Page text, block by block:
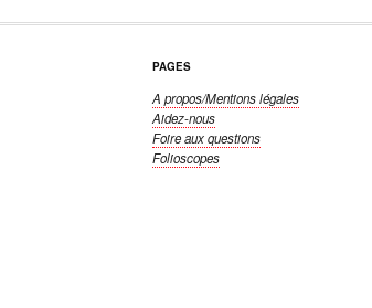
PAGES
A propos/Mentions légales
Aidez-nous
Foire aux questions
Folioscopes